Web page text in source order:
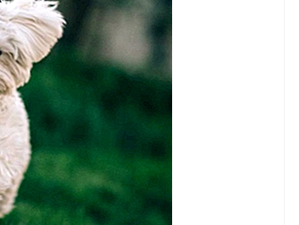
leikkaamisesta
8,2026